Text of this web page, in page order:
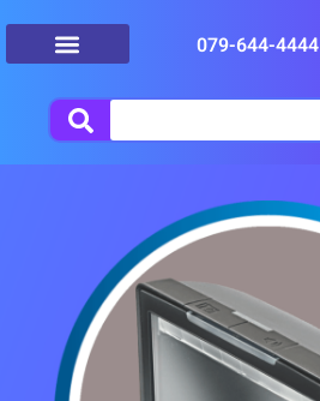
079-644-4444